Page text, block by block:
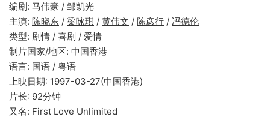
编剧: 马伟豪 / 邹凯光
主演: 陈晓东 / 梁咏琪 / 黄伟文 / 陈彦行 / 冯德伦
类型: 剧情 / 喜剧 / 爱情
制片国家/地区: 中国香港
语言: 国语 / 粤语
上映日期: 1997-03-27(中国香港)
片长: 92分钟
又名: First Love Unlimited